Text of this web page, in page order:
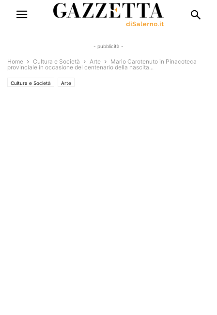
- pubblicità -
Home Cultura e Società Arte
Mario Carotenuto in Pinacoteca
provinciale in occasione del centenario della nascita...
Cultura e Società Arte